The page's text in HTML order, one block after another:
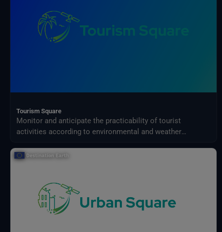
Tourism Square
Monitor and anticipate the practicability of tourist
activities according to environmental and weather